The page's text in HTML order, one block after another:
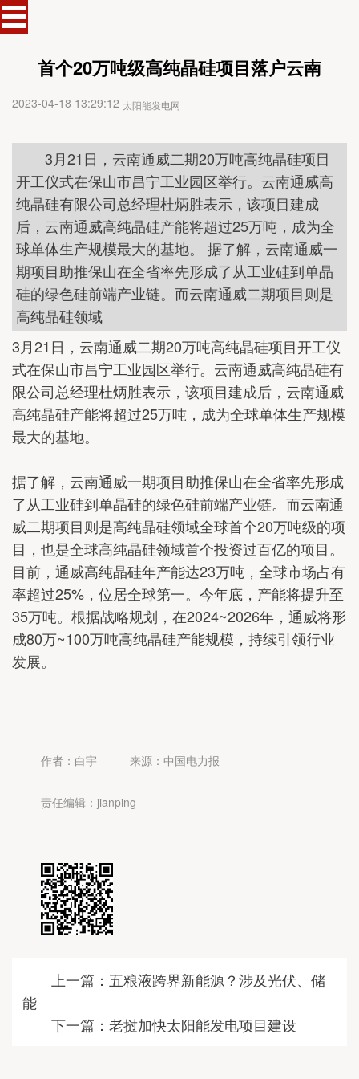
首个20万吨级高纯晶硅项目落户云南
2023-04-18 13:29:12 太阳能发电网
3月21日，云南通威二期20万吨高纯晶硅项目
开工仪式在保山市昌宁工业园区举行。云南通威高
纯晶硅有限公司总经理杜炳胜表示，该项目建成
后，云南通威高纯晶硅产能将超过25万吨，成为全
球单体生产规模最大的基地。 据了解，云南通威一
期项目助推保山在全省率先形成了从工业硅到单晶
硅的绿色硅前端产业链。而云南通威二期项目则是
高纯晶硅领域
3月21日，云南通威二期20万吨高纯晶硅项目开工仪
式在保山市昌宁工业园区举行。云南通威高纯晶硅有
限公司总经理杜炳胜表示，该项目建成后，云南通威
高纯晶硅产能将超过25万吨，成为全球单体生产规模
最大的基地。
据了解，云南通威一期项目助推保山在全省率先形成
了从工业硅到单晶硅的绿色硅前端产业链。而云南通
威二期项目则是高纯晶硅领域全球首个20万吨级的项
目，也是全球高纯晶硅领域首个投资过百亿的项目。
目前，通威高纯晶硅年产能达23万吨，全球市场占有
率超过25%，位居全球第一。今年底，产能将提升至
35万吨。根据战略规划，在2024~2026年，通威将形
成80万~100万吨高纯晶硅产能规模，持续引领行业
发展。
作者：白宇 来源：中国电力报
责任编辑：jianping
上一篇：五粮液跨界新能源？涉及光伏、储
能
下一篇：老挝加快太阳能发电项目建设